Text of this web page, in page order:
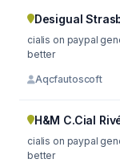
Desigual
cialis on paypal
better
Aqcfautoscoft
H&M C.Cial
cialis on paypal
better